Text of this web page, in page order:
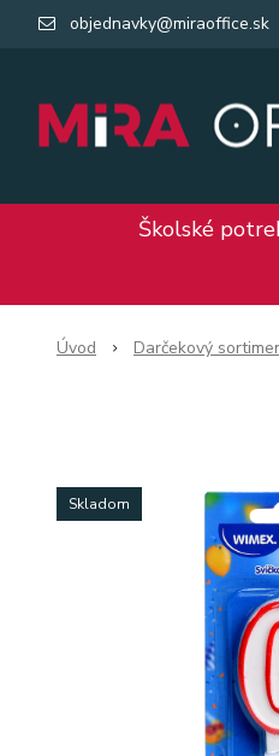
objednavky@miraoffice.sk
Školské
Úvod Darčekový
Skladom